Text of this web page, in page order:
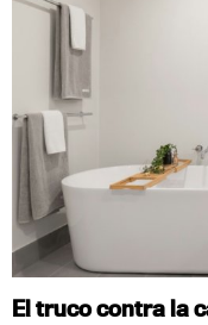
El truco contra la